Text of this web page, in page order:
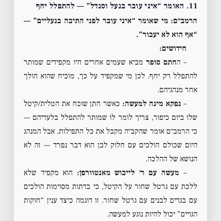
11. האומר “איני עובר בנעל וסנדל” — להתפלל יחף
הרמב״ם: מי שאומר “איני עובר לפני התיבה בנעליים” —
“אף הוא לא יעבור”.
חידושים:
– החתם סופר מביא שעמים אחרים היו מקפידים שמותר
להתפלל רק יחף. לכן מי שמקפיד על כך, מוכיח שהוא הולך
אחר מנהגיהם.
– נפקא מינה למעשה: כאשר חתן שוכח את הטלית/קיטל
שלו ביום כיפור, צריך לומר לו שמותר להתפלל בלעדיהם —
כי הרמב״ם אומר שהקב״ה מקבל את כל התפילות. אבל המנהג
היום שכולם הולכים עם חלוק לבן הוא דבר נפרד — זה לא
הנושא של ההלכה.
– מעשה עם ר׳ לייבוש מאנטוורפן: הוא מקפיד שלא
ללכת עם גרטל שחור על הקיטל, כי בדתות מסוימות הולכים
עם בגדים לבנים עם גרטל שחור. זו דוגמה כיצד ענין “חוקות
הגויים” יכול להיות נוגע למעשה.